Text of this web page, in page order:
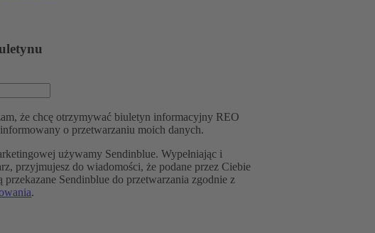
że chcę otrzymywać biuletyn informacyjny REO
o przetwarzaniu moich danych.
używamy Sendinblue. Wypełniając i
przyjmujesz do wiadomości, że podane przez Ciebie
przekazane Sendinblue do przetwarzania zgodnie z
.